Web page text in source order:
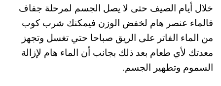
خلال أيام الصيف حتى لا يصل الجسم لمرحلة جفاف
فالماء عنصر هام لخفض الوزن فيمكنك شرب كوب
من الماء الفاتر على الريق صباحا حتي تغسل وتجهز
معدتك لأي طعام بعد ذلك بجانب أن الماء هام لإزالة
السموم وتطهير الجسم.